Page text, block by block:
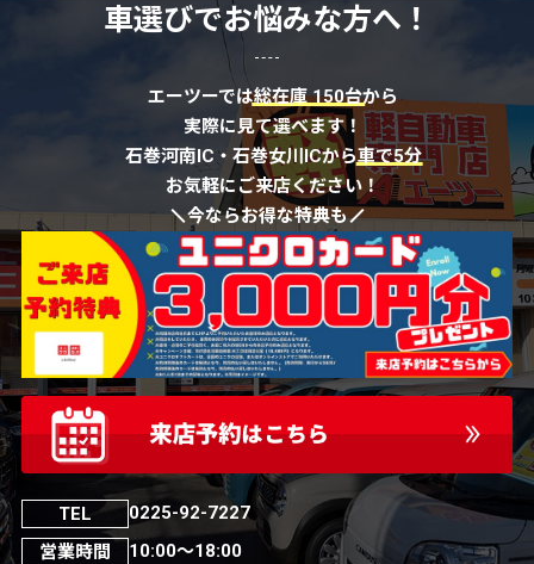
車選びでお悩みな方へ！
エーツーでは総在庫 150台から
実際に見て選べます！
石巻河南IC・石巻女川ICから車で5分
お気軽にご来店ください！
今ならお得な特典も
TEL
0225-92-7227
営業時間
10:00～18:00